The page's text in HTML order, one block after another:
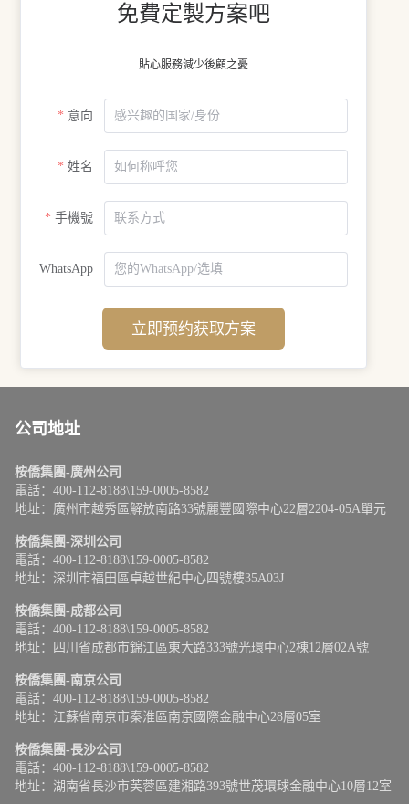
免費定製方案吧
貼心服務減少後顧之憂
意向
姓名
手機號
WhatsApp
立即预约获取方案
公司地址
桉僑集團-廣州公司
電話：400-112-8188\159-0005-8582
地址：廣州市越秀區解放南路33號麗豐國際中心22層2204-05A單元
桉僑集團-深圳公司
電話：400-112-8188\159-0005-8582
地址：深圳市福田區卓越世紀中心四號樓35A03J
桉僑集團-成都公司
電話：400-112-8188\159-0005-8582
地址：四川省成都市錦江區東大路333號光環中心2棟12層02A號
桉僑集團-南京公司
電話：400-112-8188\159-0005-8582
地址：江蘇省南京市秦淮區南京國際金融中心28層05室
桉僑集團-長沙公司
電話：400-112-8188\159-0005-8582
地址：湖南省長沙市芙蓉區建湘路393號世茂環球金融中心10層12室